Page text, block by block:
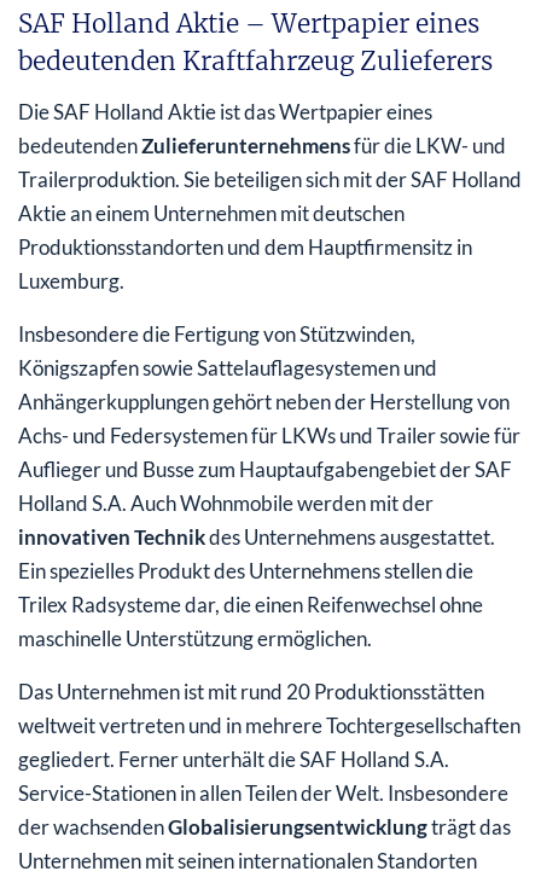
SAF Holland Aktie – Wertpapier eines
bedeutenden Kraftfahrzeug Zulieferers
Die SAF Holland Aktie ist das Wertpapier eines
bedeutendenZulieferunternehmensfür die LKW- und
Trailerproduktion. Sie beteiligen sich mit der SAF Holland
Aktie an einem Unternehmen mit deutschen
Produktionsstandorten und dem Hauptfirmensitz in
Luxemburg.
Insbesondere die Fertigung von Stützwinden,
Königszapfen sowie Sattelauflagesystemen und
Anhängerkupplungen gehört neben der Herstellung von
Achs- und Federsystemen für LKWs und Trailer sowie für
Auflieger und Busse zum Hauptaufgabengebiet der SAF
Holland S.A. Auch Wohnmobile werden mit der
innovativen Technikdes Unternehmens ausgestattet.
Ein spezielles Produkt des Unternehmens stellen die
Trilex Radsysteme dar, die einen Reifenwechsel ohne
maschinelle Unterstützung ermöglichen.
Das Unternehmen ist mit rund 20 Produktionsstätten
weltweit vertreten und in mehrere Tochtergesellschaften
gegliedert. Ferner unterhält die SAF Holland S.A.
Service-Stationen in allen Teilen der Welt. Insbesondere
der wachsendenGlobalisierungsentwicklungträgt das
Unternehmen mit seinen internationalen Standorten